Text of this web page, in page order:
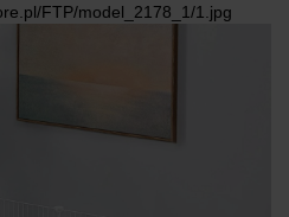
FTP/model_2178_1/1.jpg